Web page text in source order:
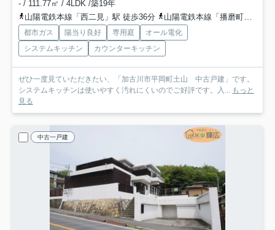
- / 111.77㎡ / 4LDK /築19年
山陽電鉄本線「西二見」駅 徒歩36分
山陽電鉄本線「播磨町」駅 徒歩36分
都市ガス 陽当り良好 専用庭
オール電化
システムキッチン
カウンターキッチン
ぜひ一度見ていただきたい、「加古川市平岡町土山 中古戸建」です。
システムキッチンは使いやすく汚れにくいのでご好評です。入... もっと
見る
中古一戸建